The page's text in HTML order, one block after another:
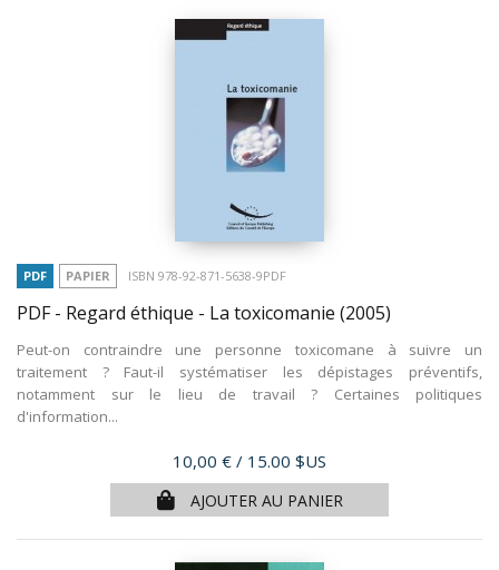
PDF PAPIER ISBN 978-92-871-5638-9PDF
PDF - Regard éthique - La toxicomanie (2005)
Peut-on contraindre une personne toxicomane à suivre un
traitement ? Faut-il systématiser les dépistages préventifs,
notamment sur le lieu de travail ? Certaines politiques
d'information...
Prix
10,00 € / 15.00 $US
AJOUTER AU PANIER